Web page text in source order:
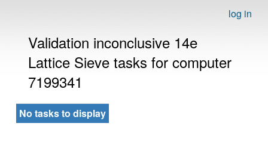
log in
Validation inconclusive 14e
Lattice Sieve tasks for computer
7199341
No tasks to display